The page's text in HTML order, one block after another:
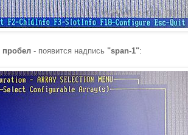
пробел - появится надпись "span-1":